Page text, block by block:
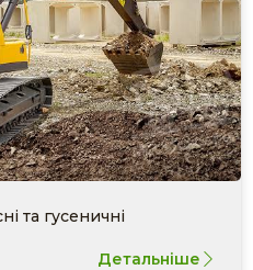
та гусеничні
Детальніше